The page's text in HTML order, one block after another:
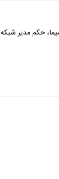
حکم مدیر شبکه